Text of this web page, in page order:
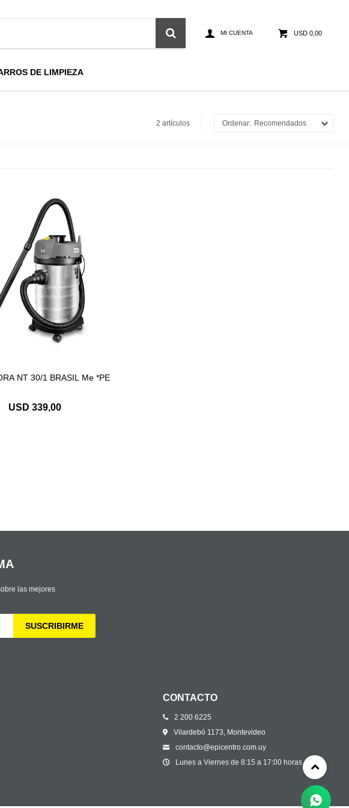
DE LIMPIEZA
USD 0,00
2 artículos Recomendados
NT 30/1 BRASIL Me *PE
USD 339,00
CONTACTO
2 200 6225
Vilardebó 1173, Montevideo
contacto@epicentro.com.uy
Lunes a Viernes de 8:15 a 17:00 horas
las mejores
SUSCRIBIRME